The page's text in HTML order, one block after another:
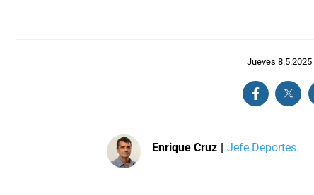
Jueves 8.5.2025
Enrique Cruz | Jefe Deportes.